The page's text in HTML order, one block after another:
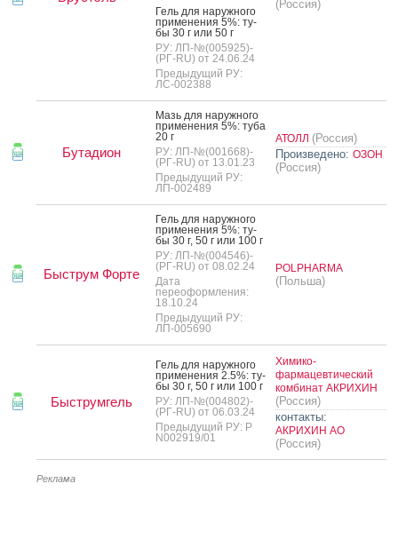
Гель для на­руж­но­го
при­мене­ния 5%: ту­
бы 30 г или 50 г
РУ: ЛП-№(005925)-
(РГ-RU) от 24.06.24
Предыдущий РУ:
ЛС-002388
(Россия)
Бутадион
Мазь для на­руж­но­го
при­мене­ния 5%: ту­ба
20 г
РУ: ЛП-№(001668)-
(РГ-RU) от 13.01.23
Предыдущий РУ:
ЛП-002489
АТОЛЛ (Россия)
Произведено: ОЗОН
(Россия)
Быструм Форте
Гель для на­руж­но­го
при­мене­ния 5%: ту­
бы 30 г, 50 г или 100 г
РУ: ЛП-№(004546)-
(РГ-RU) от 08.02.24
Дата
переоформления:
18.10.24
Предыдущий РУ:
ЛП-005690
POLPHARMA
(Польша)
Быструмгель
Гель для на­руж­но­го
при­мене­ния 2.5%: ту­
бы 30 г, 50 г или 100 г
РУ: ЛП-№(004802)-
(РГ-RU) от 06.03.24
Предыдущий РУ: Р
N002919/01
Химико-
фармацевтический
комбинат АКРИХИН
(Россия)
контакты:
АКРИХИН АО
(Россия)
Реклама